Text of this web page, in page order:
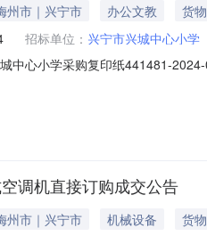
州市｜兴宁市 办公文教
货物
招标单位： 兴宁市兴城中心小学
中心小学采购复印纸441481-
年07月02日
调机直接订购成交公告
州市｜兴宁市 机械设备
货物